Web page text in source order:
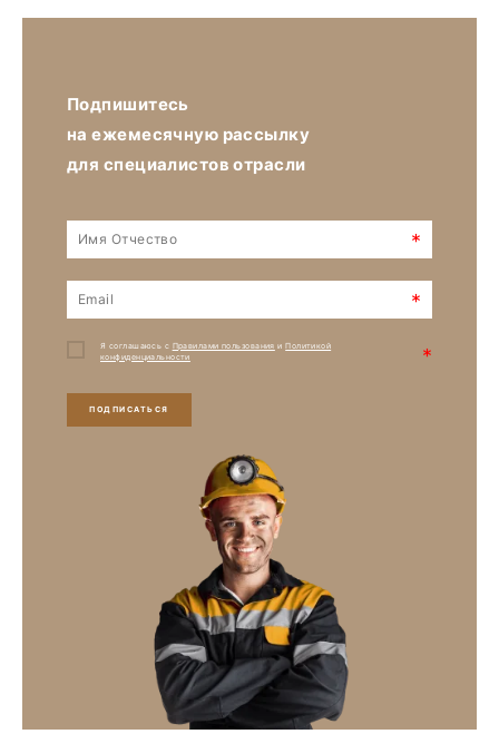
Подпишитесь
на ежемесячную рассылку
для специалистов отрасли
*
*
Я соглашаюсь с Правилами пользования иПолитикой
конфиденциальности
*
ПОДПИСАТЬСЯ